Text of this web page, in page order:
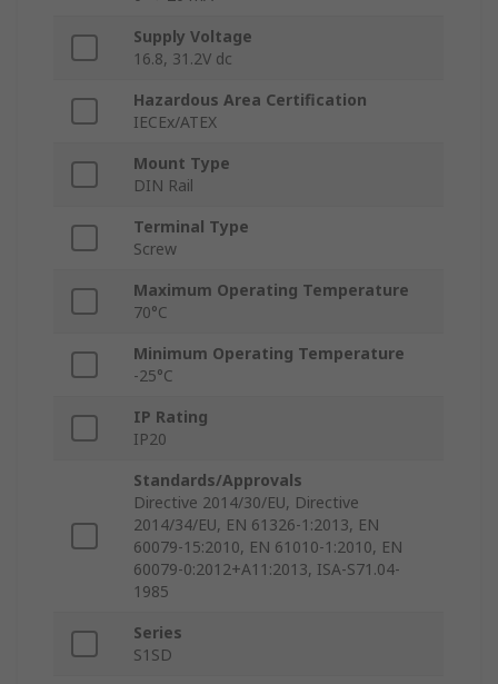
Supply Voltage
16.8, 31.2V dc
Hazardous Area Certification
IECEx/ATEX
Mount Type
DIN Rail
Terminal Type
Screw
Maximum Operating Temperature
70°C
Minimum Operating Temperature
-25°C
IP Rating
IP20
Standards/Approvals
Directive 2014/30/EU, Directive
2014/34/EU, EN 61326-1:2013, EN
60079-15:2010, EN 61010-1:2010, EN
60079-0:2012+A11:2013, ISA-S71.04-
1985
Series
S1SD